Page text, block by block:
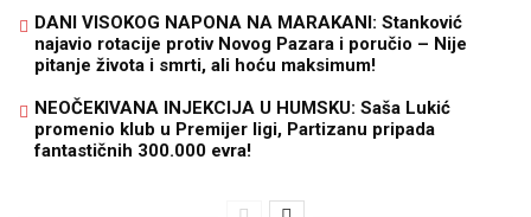
DANI VISOKOG NAPONA NA MARAKANI: Stanković
najavio rotacije protiv Novog Pazara i poručio – Nije
pitanje života i smrti, ali hoću maksimum!
NEOČEKIVANA INJEKCIJA U HUMSKU: Saša Lukić
promenio klub u Premijer ligi, Partizanu pripada
fantastičnih 300.000 evra!